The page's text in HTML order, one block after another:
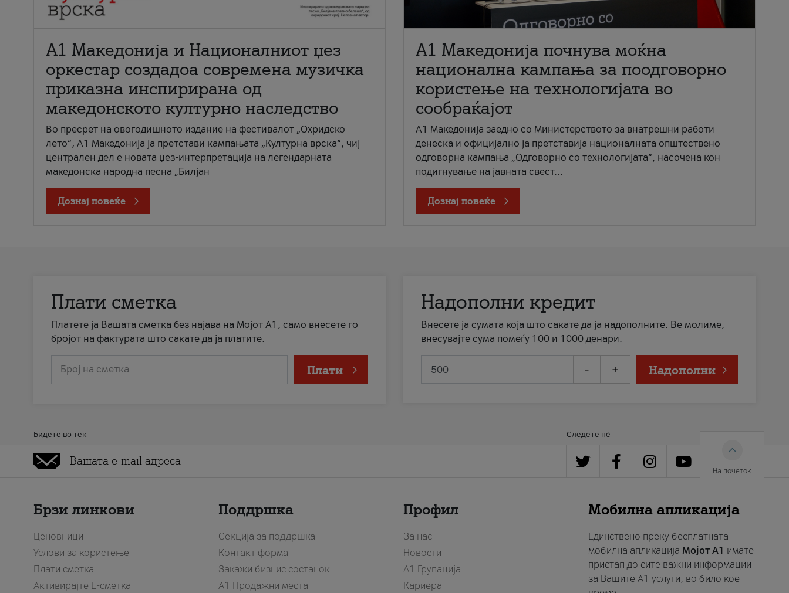
А1 Македонија и Националниот џез
оркестар создадоа современа музичка
приказна инспирирана од
македонското културно наследство
Во пресрет на овогодишното издание на фестивалот „Охридско
лето“, А1 Македонија ја претстави кампањата „Културна врска“, чиј
централен дел е новата џез-интерпретација на легендарната
македонска народна песна „Билјан
Дознај повеќе
A1 Македонија почнува моќна
национална кампања за поодговорно
користење на технологијата во
сообраќајот
A1 Македонија заедно со Министерството за внатрешни работи
денеска и официјално ја претставија националната општествено
одговорна кампања „Одговорно со технологијата“, насочена кон
подигнување на јавната свест...
Дознај повеќе
Плати сметка
Платете ја Вашата сметка без најава на Мојот А1, само внесете го
бројот на фактурата што сакате да ја платите.
Број на сметка Плати
Надополни кредит
Внесете ја сумата која што сакате да ја надополните. Ве молиме,
внесувајте сума помеѓу 100 и 1000 денари.
- + Надополни
Бидете во тек Следете нè
На почеток
Брзи линкови
Ценовници
Услови за користење
Плати сметка
Активирајте Е-сметка
Поддршка
Секција за поддршка
Контакт форма
Закажи бизнис состанок
A1 Продажни места
Профил
За нас
Новости
А1 Групација
Кариера
Мобилна апликација
Единствено преку бесплатната
мобилна апликација Мојот A1 имате
пристап до сите важни информации
за Вашите A1 услуги, во било кое